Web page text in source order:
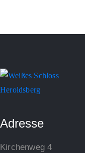
Adresse
Kirchenweg 4